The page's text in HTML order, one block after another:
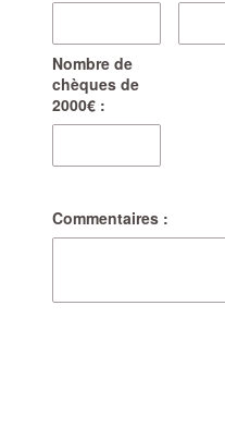
Nombre de
chèques de
2000€ :
Commentaires :